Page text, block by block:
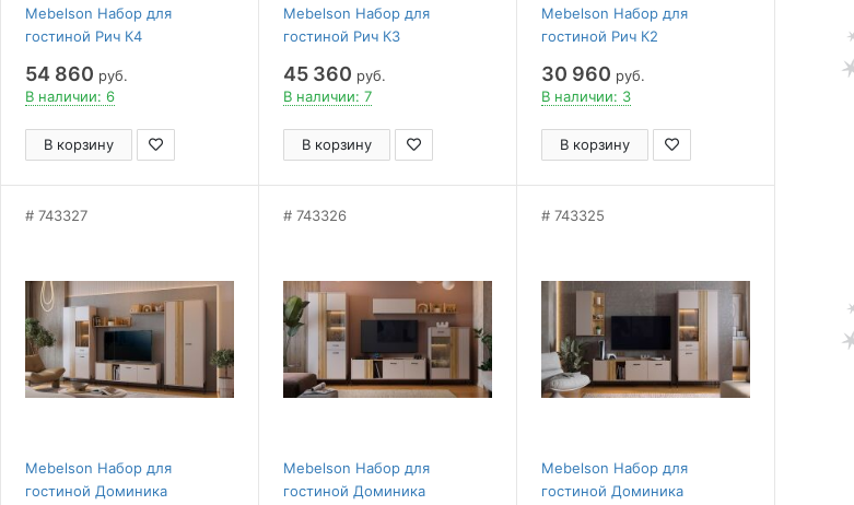
Mebelson Набор для
гостиной Рич К4
54 860 руб.
В наличии: 6
В корзину
Mebelson Набор для
гостиной Рич К3
45 360 руб.
В наличии: 7
В корзину
Mebelson Набор для
гостиной Рич К2
30 960 руб.
В наличии: 3
В корзину
743327
Mebelson Набор для
гостиной Доминика
743326
Mebelson Набор для
гостиной Доминика
743325
Mebelson Набор для
гостиной Доминика